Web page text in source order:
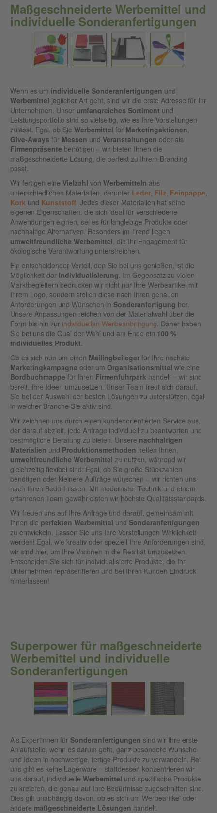
Maßgeschneiderte Werbemittel und
individuelle Sonderanfertigungen
Wenn es um individuelle Sonderanfertigungen und
Werbemittel jeglicher Art geht, sind wir die erste Adresse für Ihr
Unternehmen. Unser umfangreiches Sortiment und
Leistungsportfolio sind so vielseitig, wie es Ihre Vorstellungen
zulässt. Egal, ob Sie Werbemittel für Marketingaktionen,
Give-Aways für Messen und Veranstaltungen oder als
Firmenpräsente benötigen – wir bieten Ihnen die
maßgeschneiderte Lösung, die perfekt zu Ihrem Branding
passt.
Wir fertigen eine Vielzahl von Werbemitteln aus
unterschiedlichen Materialien, darunter Leder, Filz, Feinpappe,
Kork und Kunststoff. Jedes dieser Materialien hat seine
eigenen Eigenschaften, die sich ideal für verschiedene
Anwendungen eignen, sei es für langlebige Produkte oder
nachhaltige Alternativen. Besonders im Trend liegen
umweltfreundliche Werbemittel, die Ihr Engagement für
ökologische Verantwortung unterstreichen.
Ein entscheidender Vorteil, den Sie bei uns genießen, ist die
Möglichkeit der Individualisierung. Im Gegensatz zu vielen
Marktbegleitern bedrucken wir nicht nur Ihre Werbeartikel mit
Ihrem Logo, sondern stellen diese nach Ihren genauen
Anforderungen und Wünschen in Sonderanfertigung her.
Unsere Anpassungen reichen von der Materialwahl über die
Form bis hin zur individuellen Werbeanbringung. Daher haben
Sie bei uns die Qual der Wahl und am Ende ein 100 %
individuelles Produkt.
Ob es sich nun um einen Mailingbeileger für Ihre nächste
Marketingkampagne oder um Organisationsmittel wie eine
Bordbuchmappe für Ihren Firmenfuhrpark handelt – wir sind
bereit, Ihre Ideen umzusetzen. Unser Team freut sich darauf,
Sie bei der Auswahl der besten Lösungen zu unterstützen, egal
in welcher Branche Sie aktiv sind.
Wir zeichnen uns durch einen kundenorientierten Service aus,
der darauf abzielt, jede Anfrage individuell zu beantworten und
bestmögliche Beratung zu bieten. Unsere nachhaltigen
Materialien und Produktionsmethoden helfen Ihnen,
umweltfreundliche Werbemittel zu nutzen, während wir
gleichzeitig flexibel sind: Egal, ob Sie große Stückzahlen
benötigen oder kleinere Aufträge wünschen – wir richten uns
nach Ihren Bedürfnissen. Mit modernster Technik und einem
erfahrenen Team gewährleisten wir höchste Qualitätsstandards.
Wir freuen uns auf Ihre Anfrage und darauf, gemeinsam mit
Ihnen die perfekten Werbemittel und Sonderanfertigungen
zu entwickeln. Lassen Sie uns Ihre Vorstellungen Wirklichkeit
werden! Egal, wie kreativ oder speziell Ihre Anforderungen sind,
wir sind hier, um Ihre Visionen in die Realität umzusetzen.
Entscheiden Sie sich für individualisierte Produkte, die Ihr
Unternehmen repräsentieren und bei Ihren Kunden Eindruck
hinterlassen!
Superpower für maßgeschneiderte
Werbemittel und individuelle
Sonderanfertigungen
Als Expertinnen für Sonderanfertigungen sind wir Ihre erste
Anlaufstelle, wenn es darum geht, ganz besondere Wünsche
und Ideen in hochwertige, fertige Produkte zu verwandeln. Bei
uns gibt es keine Lagerware – stattdessen konzentrieren wir
uns darauf, individuelle Werbemittel und spezifische Produkte
zu kreieren, die genau auf Ihre Bedürfnisse zugeschnitten sind.
Dies gilt unabhängig davon, ob es sich um Werbeartikel oder
andere maßgeschneiderte Lösungen handelt.